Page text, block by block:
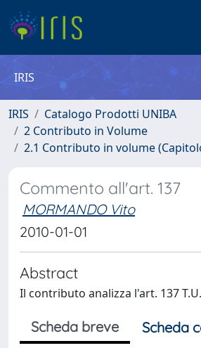
IRIS
IRIS
Catalogo Prodotti UNIBA
2 Contributo in Volume
2.1 Contributo in volume
Commento all'art. 137
MORMANDO Vito
2010-01-01
Abstract
Il contributo analizza l'art. 137
Scheda breve
Scheda